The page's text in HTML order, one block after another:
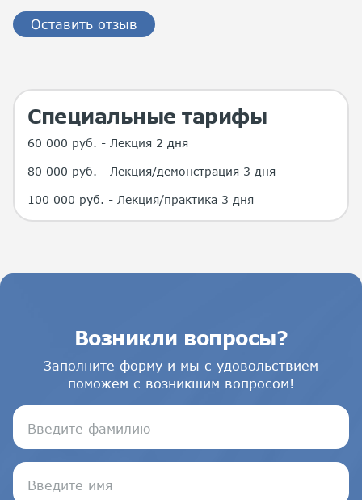
Оставить отзыв
Специальные тарифы
60 000 руб. - Лекция 2 дня
80 000 руб. - Лекция/демонстрация 3 дня
100 000 руб. - Лекция/практика 3 дня
Возникли вопросы?
Заполните форму и мы с удовольствием
поможем с возникшим вопросом!